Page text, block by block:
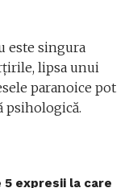
este singura
lipsa unui
paranoice pot
psihologică.
5 expresii la care